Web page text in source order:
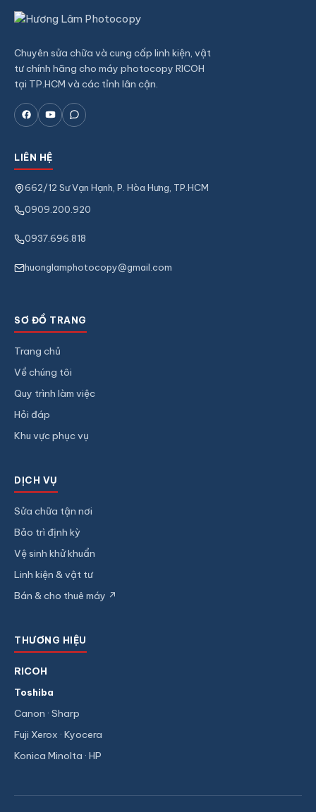
Chuyên sửa chữa và cung cấp linh kiện, vật
tư chính hãng cho máy photocopy RICOH
tại TP.HCM và các tỉnh lân cận.
LIÊN HỆ
662/12 Sư Vạn Hạnh, P. Hòa Hưng, TP.HCM
0909.200.920
0937.696.818
huonglamphotocopy@gmail.com
SƠ ĐỒ TRANG
Trang chủ
Về chúng tôi
Quy trình làm việc
Hỏi đáp
Khu vực phục vụ
DỊCH VỤ
Sửa chữa tận nơi
Bảo trì định kỳ
Vệ sinh khử khuẩn
Linh kiện & vật tư
Bán & cho thuê máy ↗
THƯƠNG HIỆU
RICOH
Toshiba
Canon · Sharp
Fuji Xerox · Kyocera
Konica Minolta · HP